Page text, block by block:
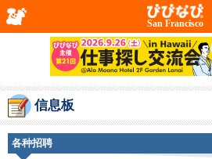
San Francisco
信息板
各种招聘